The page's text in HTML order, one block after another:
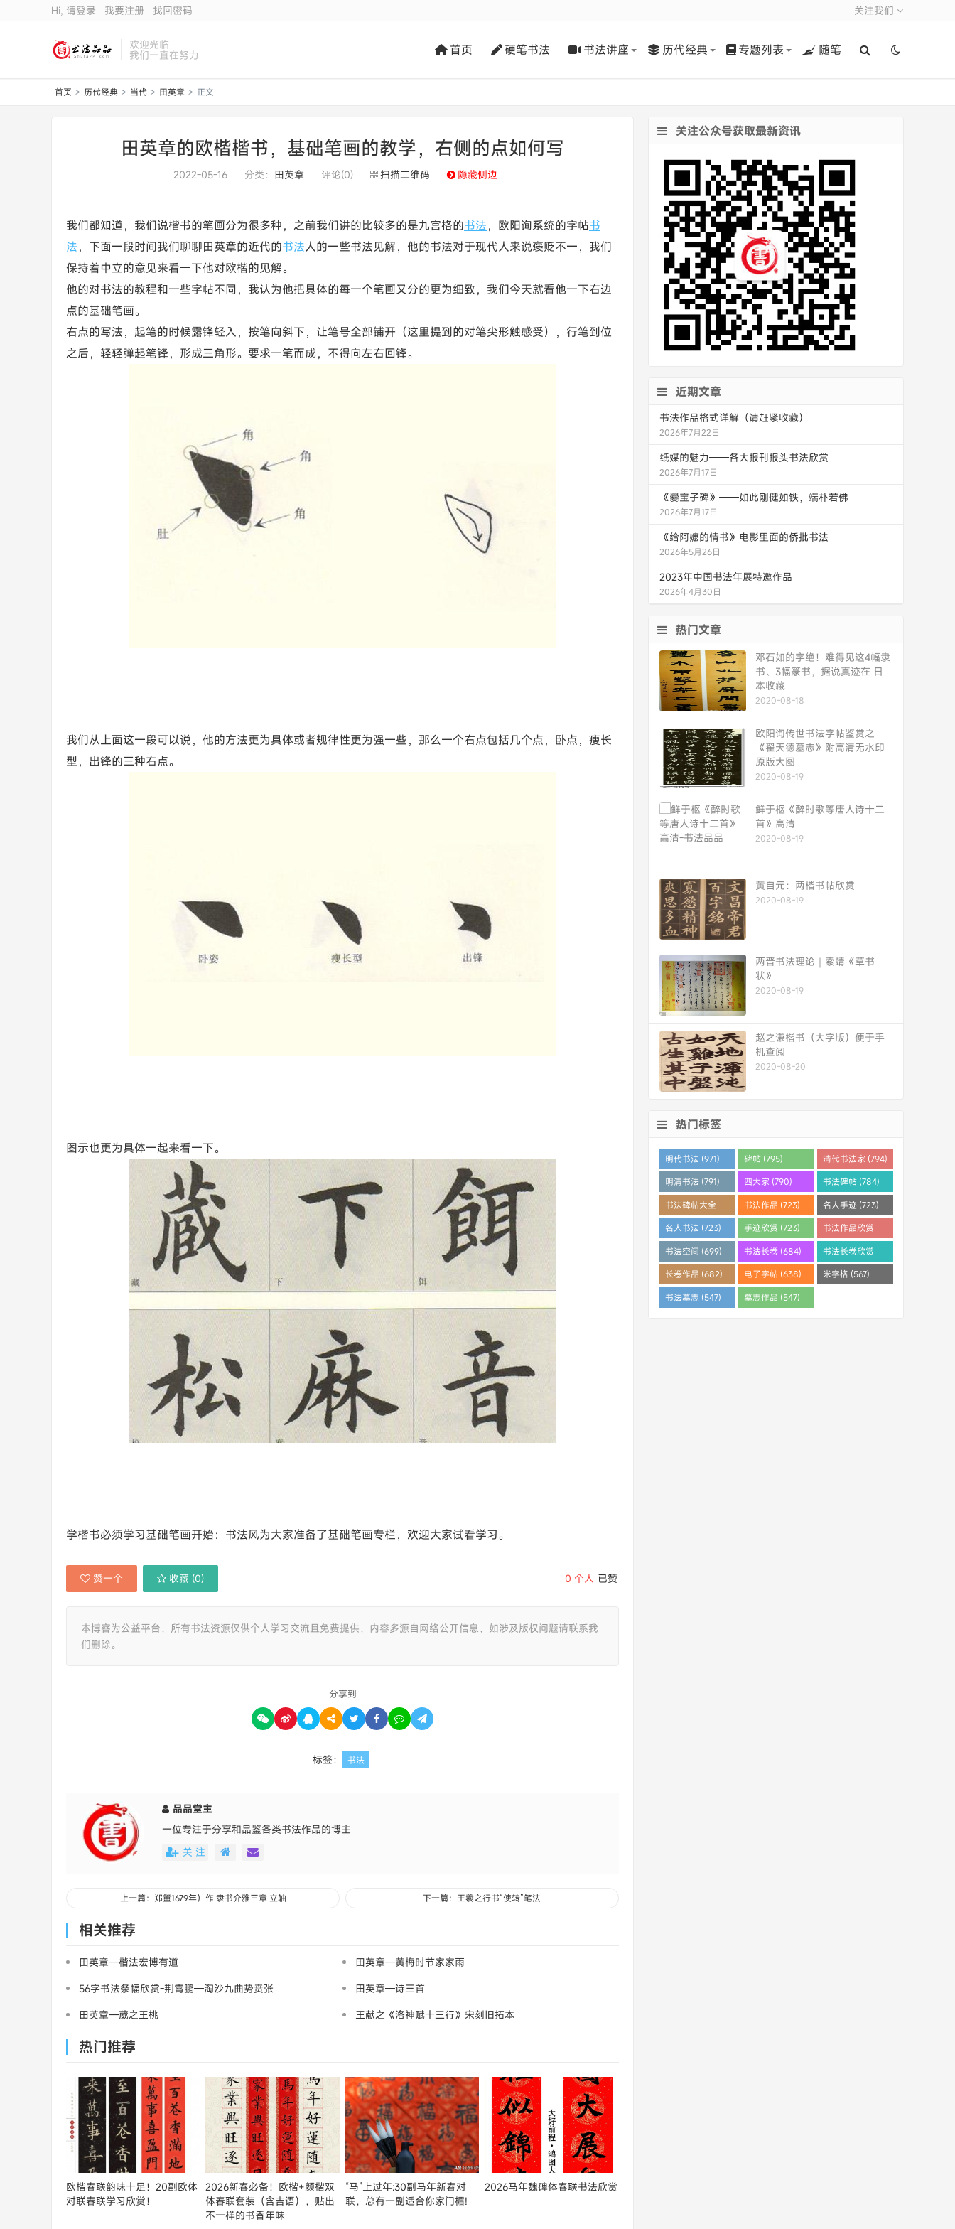
关注我们
Hi, 请登录 我要注册 找回密码
欢迎光临
我们一直在努力 首页 硬笔书法 书法讲座 历代经典 专题列表 随笔
首页 > 历代经典 > 当代 > 田英章 > 正文
田英章的欧楷楷书，基础笔画的教学，右侧的点如何写
2022-05-16 分类： 田英章 评论(0) 扫描二维码 隐藏侧边
我们都知道，我们说楷书的笔画分为很多种，之前我们讲的比较多的是九宫格的书法，欧阳询系统的字帖书
法，下面一段时间我们聊聊田英章的近代的书法人的一些书法见解，他的书法对于现代人来说褒贬不一，我们
保持着中立的意见来看一下他对欧楷的见解。
他的对书法的教程和一些字帖不同，我认为他把具体的每一个笔画又分的更为细致，我们今天就看他一下右边
点的基础笔画。
右点的写法，起笔的时候露锋轻入，按笔向斜下，让笔号全部铺开（这里提到的对笔尖形触感受），行笔到位
之后，轻轻弹起笔锋，形成三角形。要求一笔而成，不得向左右回锋。
我们从上面这一段可以说，他的方法更为具体或者规律性更为强一些，那么一个右点包括几个点，卧点，瘦长
型，出锋的三种右点。
图示也更为具体一起来看一下。
学楷书必须学习基础笔画开始：书法风为大家准备了基础笔画专栏，欢迎大家试看学习。
0 个人 已赞
赞一个 收藏 (0)
本博客为公益平台，所有书法资源仅供个人学习交流且免费提供，内容多源自网络公开信息，如涉及版权问题请联系我
们删除。
分享到
标签： 书法
品品堂主
一位专注于分享和品鉴各类书法作品的博主
关 注
上一篇：郑簠1679年）作 隶书介雅三章 立轴 下一篇：王羲之行书“使转”笔法
相关推荐
田英章—楷法宏博有道
田英章—黄梅时节家家雨
56字书法条幅欣赏-荆霄鹏—淘沙九曲势贲张
田英章—诗三首
田英章—葳之王桃
王献之《洛神赋十三行》宋刻旧拓本
热门推荐
欧楷春联韵味十足！20副欧体
对联春联学习欣赏！
2026新春必备！欧楷+颜楷双
体春联套装（含吉语），贴出
不一样的书香年味
“马”上过年:30副马年新春对
联，总有一副适合你家门楣!
2026马年魏碑体春联书法欣赏
关注公众号获取最新资讯
近期文章
书法作品格式详解（请赶紧收藏）
2026年7月22日
纸媒的魅力——各大报刊报头书法欣赏
2026年7月17日
《爨宝子碑》——如此刚健如铁，端朴若佛
2026年7月17日
《给阿嬷的情书》电影里面的侨批书法
2026年5月26日
2023年中国书法年展特邀作品
2026年4月30日
热门文章
邓石如的字绝！难得见这4幅隶
书、3幅篆书，据说真迹在 日
本收藏
2020-08-18
欧阳询传世书法字帖鉴赏之
《翟天德墓志》附高清无水印
原版大图
2020-08-19
鲜于枢《醉时歌等唐人诗十二
首》高清
2020-08-19
黄自元：两楷书帖欣赏
2020-08-19
两晋书法理论｜索靖《草书
状》
2020-08-19
赵之谦楷书（大字版）便于手
机查阅
2020-08-20
热门标签
明代书法 (971) 碑帖 (795) 清代书法家 (794)
明清书法 (791) 四大家 (790) 书法碑帖 (784)
书法碑帖大全
(784)
书法作品 (723) 名人手迹 (723)
名人书法 (723) 手迹欣赏 (723)
书法作品欣赏
(710)
书法空间 (699) 书法长卷 (684)
书法长卷欣赏
(682)
长卷作品 (682) 电子字帖 (638) 米字格 (567)
书法墓志 (547) 墓志作品 (547)